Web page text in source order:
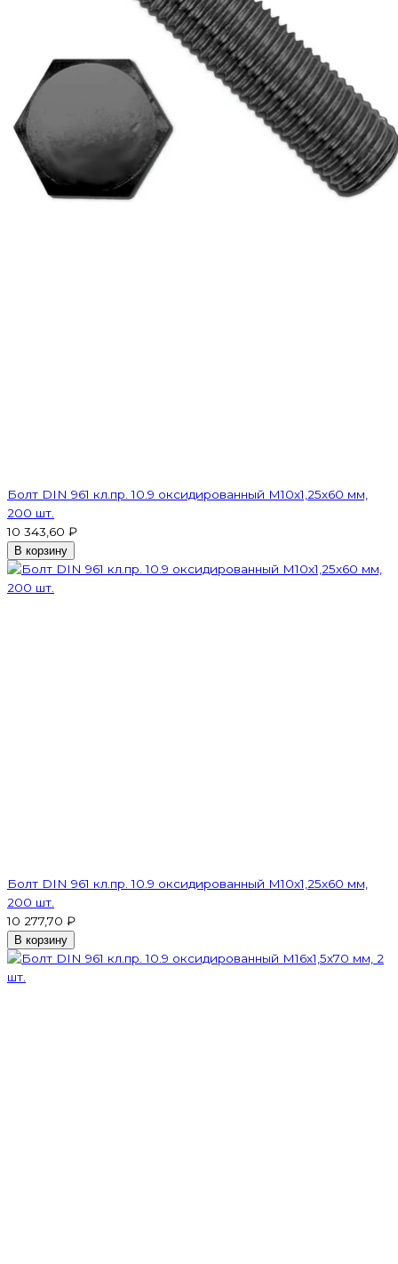
Болт DIN 961 кл.пр. 10.9 оксидированный М10х1,25х60 мм,
200 шт.
10 343,60 ₽
В корзину
Болт DIN 961 кл.пр. 10.9 оксидированный М10х1,25х60 мм,
200 шт.
10 277,70 ₽
В корзину